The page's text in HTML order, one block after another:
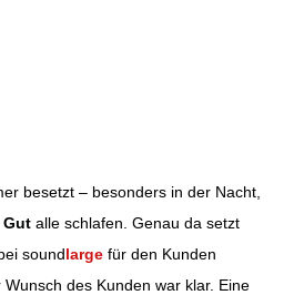
besetzt – besonders in der Nacht,
Gut alle schlafen. Genau da setzt
soundlarge für den Kunden
des Kunden war klar. Eine